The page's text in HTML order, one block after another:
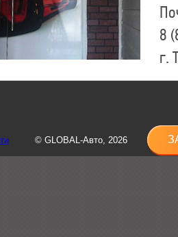
8
г.
8
© GLOBAL-Авто, 2026